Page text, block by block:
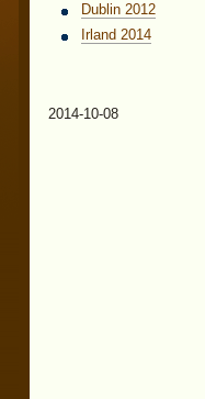
Dublin 2012
Irland 2014
2014-10-08